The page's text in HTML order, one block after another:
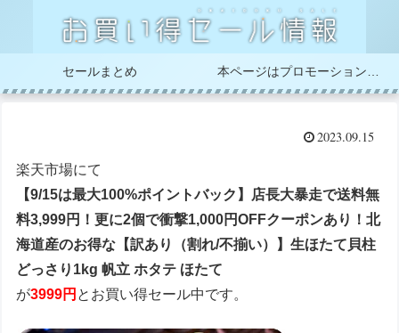
セールまとめ
2023.09.15
楽天市場にて
【9/15は最大100%ポイントバック】店長大暴走で送料無
料3,999円！更に2個で衝撃1,000円OFFクーポンあり！北
海道産のお得な【訳あり（割れ/不揃い）】生ほたて貝柱
どっさり1kg 帆立 ホタテ ほたて
が3999円 とお買い得セール中です。